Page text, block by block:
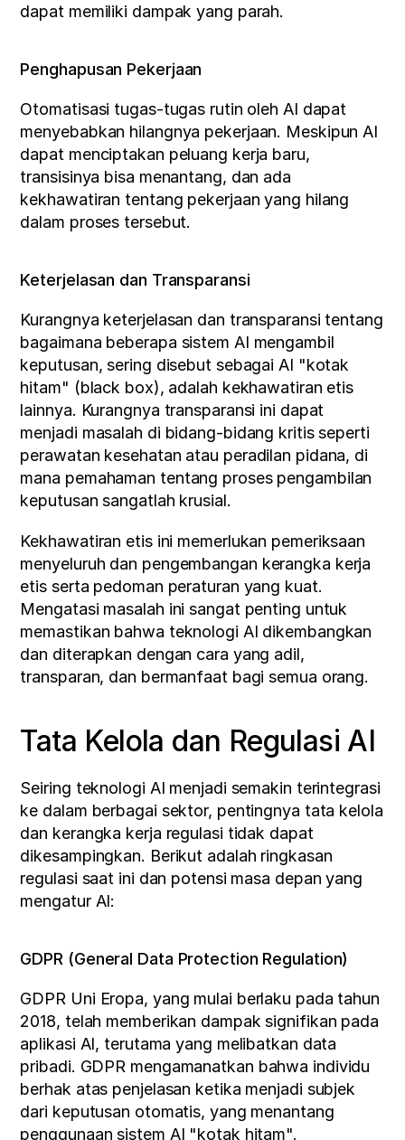
dapat memiliki dampak yang parah.
Penghapusan Pekerjaan
Otomatisasi tugas-tugas rutin oleh AI dapat
menyebabkan hilangnya pekerjaan. Meskipun AI
dapat menciptakan peluang kerja baru,
transisinya bisa menantang, dan ada
kekhawatiran tentang pekerjaan yang hilang
dalam proses tersebut.
Keterjelasan dan Transparansi
Kurangnya keterjelasan dan transparansi tentang
bagaimana beberapa sistem AI mengambil
keputusan, sering disebut sebagai AI "kotak
hitam" (black box), adalah kekhawatiran etis
lainnya. Kurangnya transparansi ini dapat
menjadi masalah di bidang-bidang kritis seperti
perawatan kesehatan atau peradilan pidana, di
mana pemahaman tentang proses pengambilan
keputusan sangatlah krusial.
Kekhawatiran etis ini memerlukan pemeriksaan
menyeluruh dan pengembangan kerangka kerja
etis serta pedoman peraturan yang kuat.
Mengatasi masalah ini sangat penting untuk
memastikan bahwa teknologi AI dikembangkan
dan diterapkan dengan cara yang adil,
transparan, dan bermanfaat bagi semua orang.
Tata Kelola dan Regulasi AI
Seiring teknologi AI menjadi semakin terintegrasi
ke dalam berbagai sektor, pentingnya tata kelola
dan kerangka kerja regulasi tidak dapat
dikesampingkan. Berikut adalah ringkasan
regulasi saat ini dan potensi masa depan yang
mengatur AI:
GDPR (General Data Protection Regulation)
GDPR Uni Eropa, yang mulai berlaku pada tahun
2018, telah memberikan dampak signifikan pada
aplikasi AI, terutama yang melibatkan data
pribadi. GDPR mengamanatkan bahwa individu
berhak atas penjelasan ketika menjadi subjek
dari keputusan otomatis, yang menantang
penggunaan sistem AI "kotak hitam".